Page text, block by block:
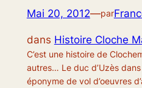
Mai 20, 2012—par
dans Histoire Cloche
C’est une histoire de
autres… Le duc d’Uzès
éponyme de vol d’oeuvres